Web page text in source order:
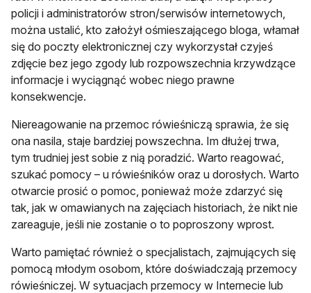
policji i administratorów stron/serwisów internetowych,
można ustalić, kto założył ośmieszającego bloga, włamał
się do poczty elektronicznej czy wykorzystał czyjeś
zdjęcie bez jego zgody lub rozpowszechnia krzywdzące
informacje i wyciągnąć wobec niego prawne
konsekwencje.
Niereagowanie na przemoc rówieśniczą sprawia, że się
ona nasila, staje bardziej powszechna. Im dłużej trwa,
tym trudniej jest sobie z nią poradzić. Warto reagować,
szukać pomocy – u rówieśników oraz u dorosłych. Warto
otwarcie prosić o pomoc, ponieważ może zdarzyć się
tak, jak w omawianych na zajęciach historiach, że nikt nie
zareaguje, jeśli nie zostanie o to poproszony wprost.
Warto pamiętać również o specjalistach, zajmujących się
pomocą młodym osobom, które doświadczają przemocy
rówieśniczej. W sytuacjach przemocy w Internecie lub